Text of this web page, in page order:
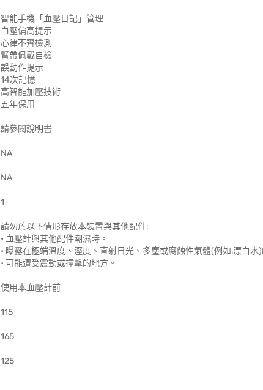
智能手機「血壓日記」管理
血壓偏高提示
心律不齊檢測
臂帶佩戴自檢
誤動作提示
14次記憶
高智能加壓技術
五年保用
請參閱說明書
NA
NA
1
請勿於以下情形存放本裝置與其他配件:
• 血壓計與其他配件潮濕時。
• 曝露在極端溫度、溼度、直射日光、多塵或腐蝕性氣體(例如,漂白水)
• 可能遭受震動或撞擊的地方。
使用本血壓計前
115
165
125